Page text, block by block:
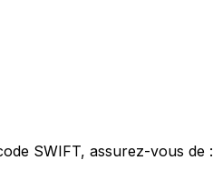
SWIFT, assurez-vous de :